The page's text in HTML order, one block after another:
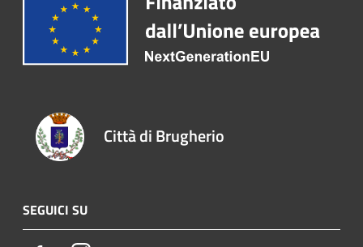
Città di Brugherio
SEGUICI SU